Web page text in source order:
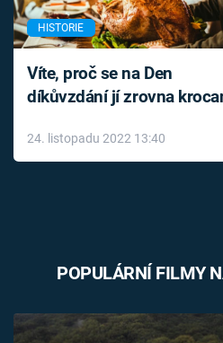
HISTORIE
Víte, proč se na Den
díkůvzdání jí zrovna
24. listopadu 2022 13:40
POPULÁRNÍ FILMY